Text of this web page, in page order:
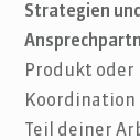
Strategien
Produkt oder
Koordination
Teil deiner